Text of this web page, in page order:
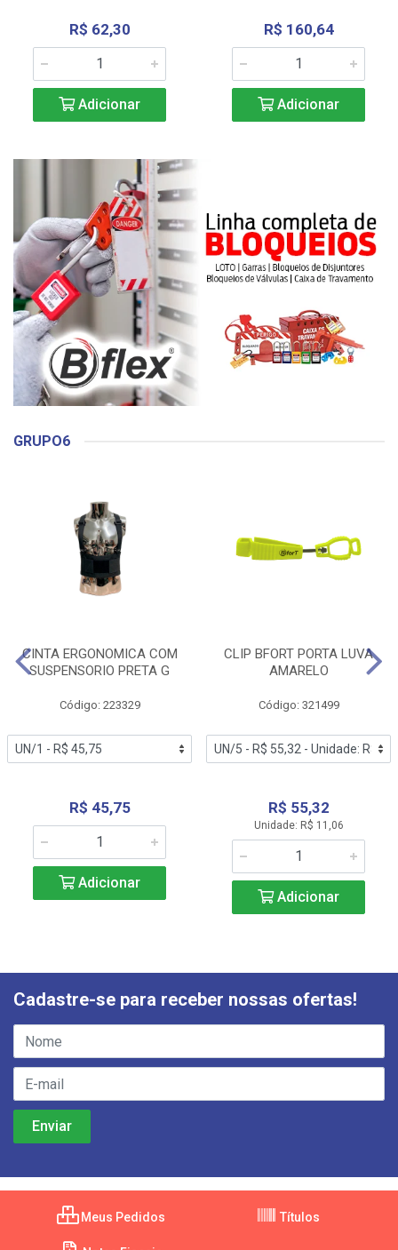
R$ 62,30
Adicionar
R$ 160,64
Adicionar
GRUPO6
CINTA ERGONOMICA COM
SUSPENSORIO PRETA G
Código: 223329
R$ 45,75
Adicionar
CLIP BFORT PORTA LUVA
AMARELO
Código: 321499
R$ 55,32
Unidade: R$ 11,06
Adicionar
Cadastre-se para receber nossas ofertas!
Meus Pedidos Títulos